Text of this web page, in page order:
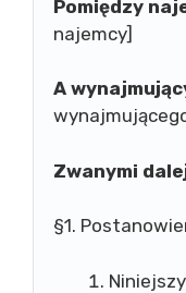
Pomiędzy
najemcy]
A
Zwanymi
§1.